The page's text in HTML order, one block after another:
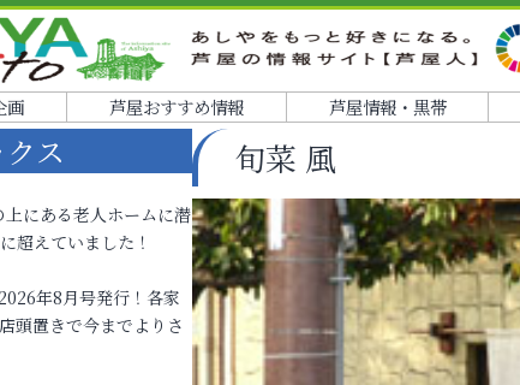
画 芦屋おすすめ情報 芦屋情報・黒帯
旬菜 風
ス
にある老人ホームに潜
超えていました！
年8月号発行！各家
頭置きで今までよりさ